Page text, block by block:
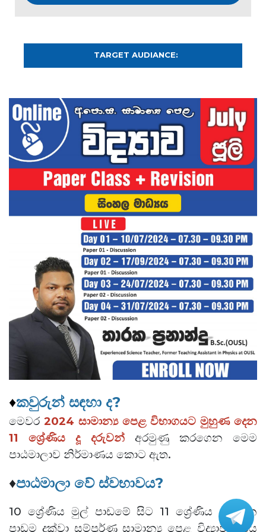
TARGET AUDIANCE:
♦කවුරුන් සඳහා ද?
මෙවර 2024 සාමාන්‍ය පෙළ විභාගයට මුහුණ දෙන
11 ශ්‍රේණිය දූ දරුවන් අරමුණු කරගෙන මෙම
පාඨමාලාව නිර්මාණය කොට ඇත.
♦පාඨමාලා වේ ස්වභාවය?
10 ශ්‍රේණිය මුල් පාඩමේ සිට 11 ශ්‍රේණිය අවසාන
පාඩම දක්වා සම්පූර්ණ සාමාන්‍ය පෙළ විද්‍යාව විෂය